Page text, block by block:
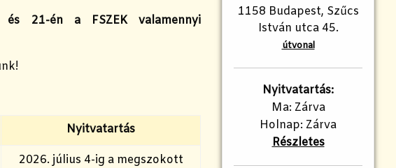
és 21-én a FSZEK valamennyi
Nyitvatartás
2026. július 4-ig a megszokott
1158 Budapest, Szűcs
István utca 45.
útvonal
Nyitvatartás:
Ma: Zárva
Holnap: Zárva
Részletes